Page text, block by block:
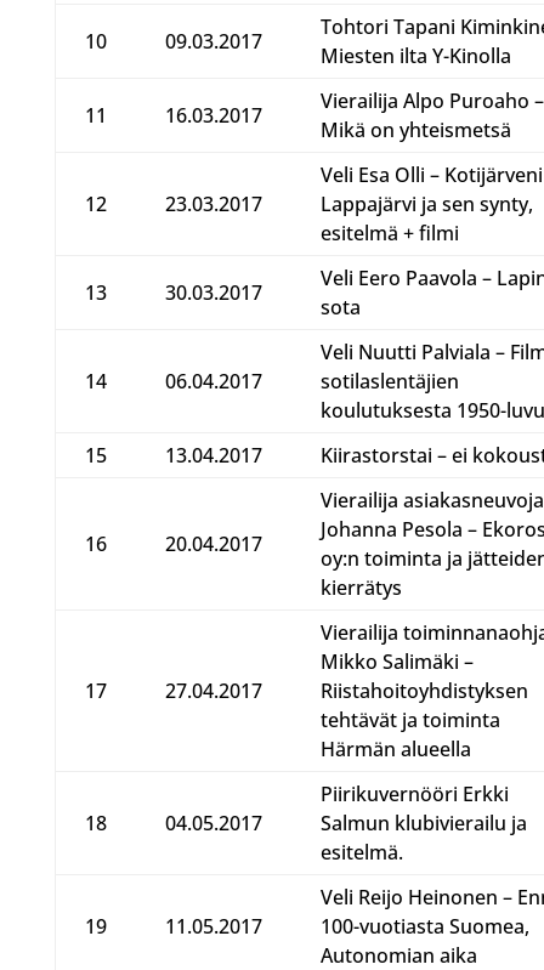
10 09.03.2017
Tohtori Tapani
Miesten ilta Y-Kinolla
11 16.03.2017
Vierailija Alpo Puroaho –
Mikä on yhteismetsä
12 23.03.2017
Veli Esa Olli – Kotijärveni
Lappajärvi ja sen synty,
esitelmä + filmi
13 30.03.2017
Veli Eero Paavola –
sota
14 06.04.2017
Veli Nuutti Palviala –
sotilaslentäjien
koulutuksesta 1950-
15
13.04.2017 Kiirastorstai – ei
16 20.04.2017
Vierailija asiakasneuvoja
Johanna Pesola –
oy:n toiminta ja
kierrätys
17 27.04.2017
Vierailija
Mikko Salimäki –
Riistahoitoyhdistyksen
tehtävät ja toiminta
Härmän alueella
18 04.05.2017
Piirikuvernööri Erkki
Salmun klubivierailu ja
esitelmä.
19 11.05.2017
Veli Reijo Heinonen –
100-vuotiasta Suomea,
Autonomian aika